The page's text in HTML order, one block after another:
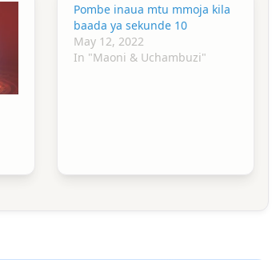
Pombe inaua mtu mmoja kila
baada ya sekunde 10
May 12, 2022
In "Maoni & Uchambuzi"